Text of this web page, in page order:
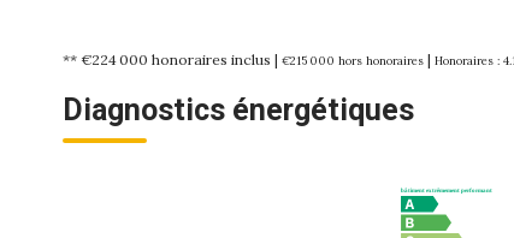
** €224 000 honoraires inclus | €215 000 hors honoraires | Honoraires :
Diagnostics énergétiques